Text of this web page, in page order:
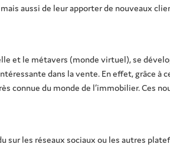
aussi de leur apporter de nouveaux
et le métavers (monde virtuel), se
dans la vente. En effet, grâce
connue du monde de l’immobilier. Ces
les réseaux sociaux ou les autres